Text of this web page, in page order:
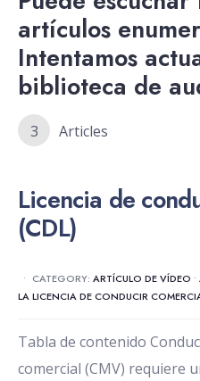
artículos
Intentamos
biblioteca de
3 Articles
Licencia de
(CDL)
• CATEGORY: ARTÍCULO DE VÍDEO •
LA LICENCIA DE CONDUCIR
Tabla de contenido
comercial (CMV) requiere